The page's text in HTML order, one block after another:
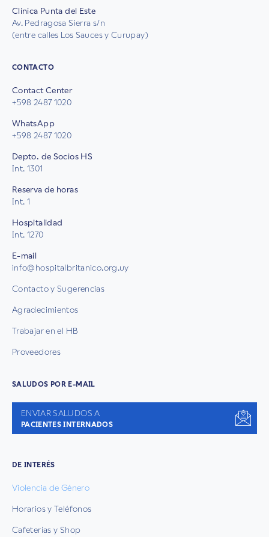
Clínica Punta del Este
Av. Pedragosa Sierra s/n
(entre calles Los Sauces y Curupay)
CONTACTO
Contact Center
+598 2487 1020
WhatsApp
+598 2487 1020
Depto. de Socios HS
Int. 1301
Reserva de horas
Int. 1
Hospitalidad
Int. 1270
E-mail
info@hospitalbritanico.org.uy
Contacto y Sugerencias
Agradecimientos
Trabajar en el HB
Proveedores
SALUDOS POR E-MAIL
ENVIAR SALUDOS A
PACIENTES INTERNADOS
DE INTERÉS
Violencia de Género
Horarios y Teléfonos
Cafeterías y Shop